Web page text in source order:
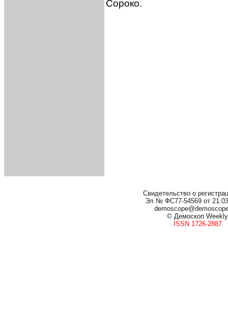
Сороко.
Свидетельство о
Эл № ФС77-54569 от
© Демоскоп Weekly
ISSN 1726-2887